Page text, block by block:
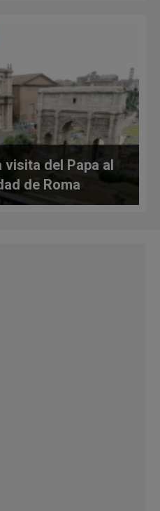
del Papa al
de Roma